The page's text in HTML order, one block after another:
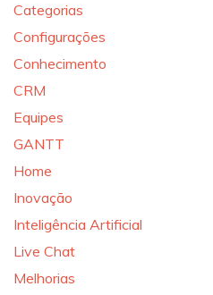
Categorias
Configurações
Conhecimento
CRM
Equipes
GANTT
Home
Inovação
Inteligência Artificial
Live Chat
Melhorias